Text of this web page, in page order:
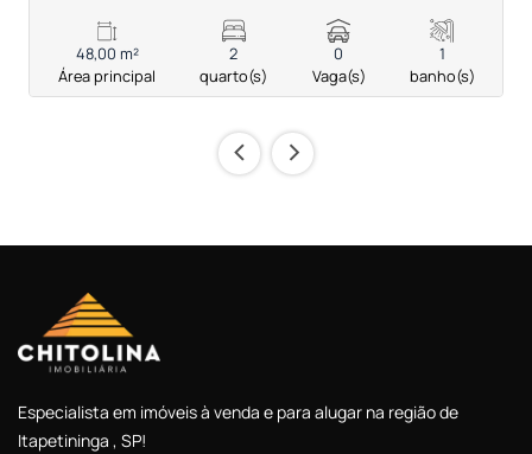
48,00 m²
Área principal
2
quarto(s)
0
Vaga(s)
1
banho(s)
‹ ›
Especialista em imóveis à venda e para alugar na região de
Itapetininga , SP!